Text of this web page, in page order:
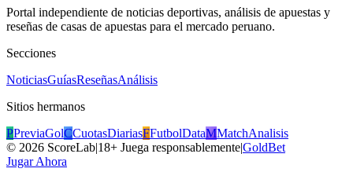
Portal independiente de noticias deportivas, análisis de apuestas y
reseñas de casas de apuestas para el mercado peruano.
Secciones
NoticiasGuíasReseñasAnálisis
Sitios hermanos
PPreviaGolCCuotasDiariasFFutbolDataMMatchAnalisis
© 2026 ScoreLab|18+ Juega responsablemente|GoldBet
Jugar Ahora